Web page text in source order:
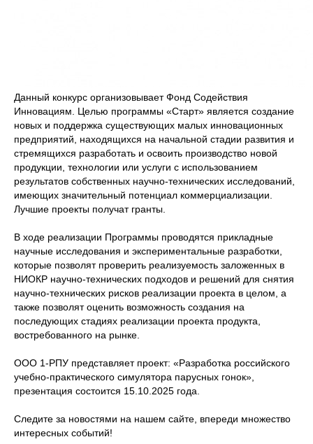
Данный конкурс организовывает Фонд Содействия
Инновациям. Целью программы «Старт» является создание
новых и поддержка существующих малых инновационных
предприятий, находящихся на начальной стадии развития и
стремящихся разработать и освоить производство новой
продукции, технологии или услуги с использованием
результатов собственных научно-технических исследований,
имеющих значительный потенциал коммерциализации.
Лучшие проекты получат гранты.
В ходе реализации Программы проводятся прикладные
научные исследования и экспериментальные разработки,
которые позволят проверить реализуемость заложенных в
НИОКР научно-технических подходов и решений для снятия
научно-технических рисков реализации проекта в целом, а
также позволят оценить возможность создания на
последующих стадиях реализации проекта продукта,
востребованного на рынке.
ООО 1-РПУ представляет проект: «Разработка российского
учебно-практического симулятора парусных гонок»,
презентация состоится 15.10.2025 года.
Следите за новостями на нашем сайте, впереди множество
интересных событий!
Контакты
+7 985 768-24-67
будни 10–18 (Мск)
margaritak@1rpu.ru